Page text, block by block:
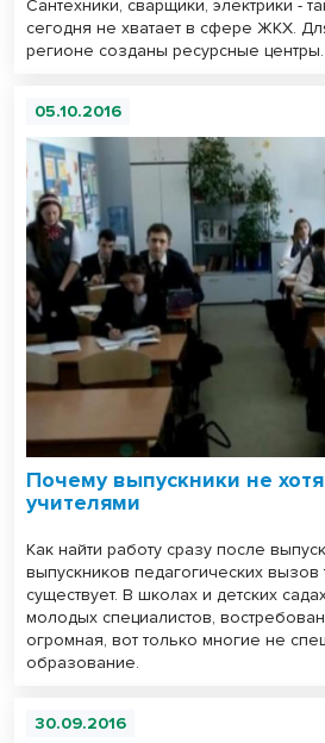
Сантехники, сварщики, электрики -
сегодня не хватает в сфере ЖКХ.
регионе созданы ресурсные центры.
05.10.2016
Почему выпускники не
учителями
Как найти работу сразу после
выпускников педагогических
существует. В школах и детских
молодых специалистов,
огромная, вот только многие не
образование.
30.09.2016